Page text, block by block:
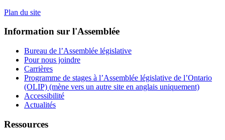
Plan du site
Information sur l'Assemblée
Bureau de l’Assemblée législative
Pour nous joindre
Carrières
Programme de stages à l’Assemblée législative de l’Ontario
(OLIP) (mène vers un autre site en anglais uniquement)
Accessibilité
Actualités
Ressources